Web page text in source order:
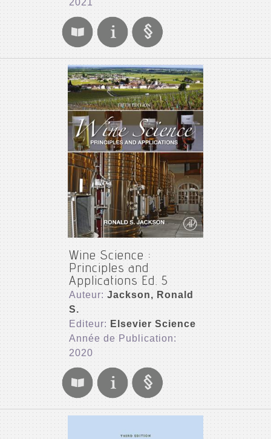
Wine Science :
Principles and
Applications Ed. 5
Auteur:Jackson, Ronald
S.
Editeur: Elsevier Science
Année de Publication:
2020